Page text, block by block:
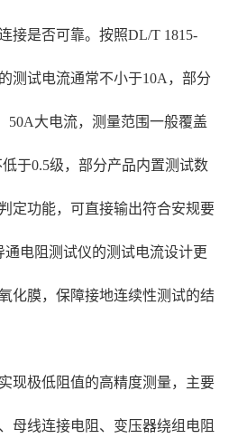
接是否可靠。按照DL/T 1815-
测试电流通常不小于10A，部分
50A大电流，测量范围一般覆盖
于0.5级，部分产品内置测试数
定功能，可直接输出符合安规要
电阻测试仪的测试电流设计更
化膜，保障接地连续性测试的结
现极低阻值的高精度测量，主要
母线连接电阻、变压器绕组电阻